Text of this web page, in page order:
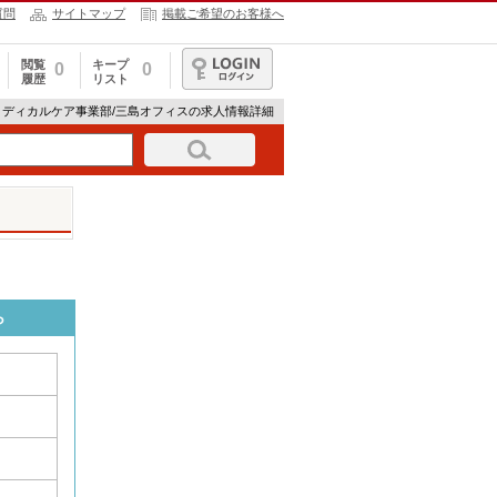
問 サイトマップ 掲載ご希望のお客様へ
閲覧
履歴
0
キープ
リスト
0
ログイン
ィカルケア事業部/三島オフィスの求人情報詳細